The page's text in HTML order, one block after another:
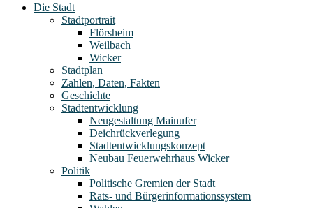
Die Stadt
Stadtportrait
Flörsheim
Weilbach
Wicker
Stadtplan
Zahlen, Daten, Fakten
Geschichte
Stadtentwicklung
Neugestaltung Mainufer
Deichrückverlegung
Stadtentwicklungskonzept
Neubau Feuerwehrhaus Wicker
Politik
Politische Gremien der Stadt
Rats- und Bürgerinformationssystem